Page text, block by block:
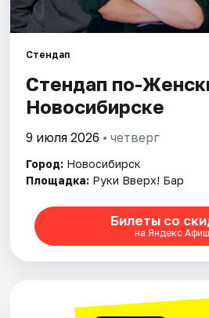
Площадки
Артисты
Стендап
Стендап по-
Новосибирске
9 июля 2026 • четверг
Город: Новосибирск
Площадка: Руки Вверх! Бар
Билеты со
на Яндекс